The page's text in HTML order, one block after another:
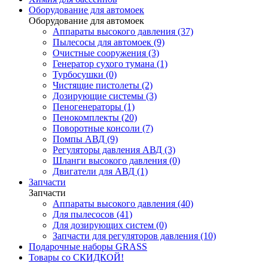
Оборудование для автомоек
Оборудование для автомоек
Аппараты высокого давления (37)
Пылесосы для автомоек (9)
Очистные сооружения (3)
Генератор сухого тумана (1)
Турбосушки (0)
Чистящие пистолеты (2)
Дозирующие системы (3)
Пеногенераторы (1)
Пенокомплекты (20)
Поворотные консоли (7)
Помпы АВД (9)
Регуляторы давления АВД (3)
Шланги высокого давления (0)
Двигатели для АВД (1)
Запчасти
Запчасти
Аппараты высокого давления (40)
Для пылесосов (41)
Для дозирующих систем (0)
Запчасти для регуляторов давления (10)
Подарочные наборы GRASS
Товары со СКИДКОЙ!